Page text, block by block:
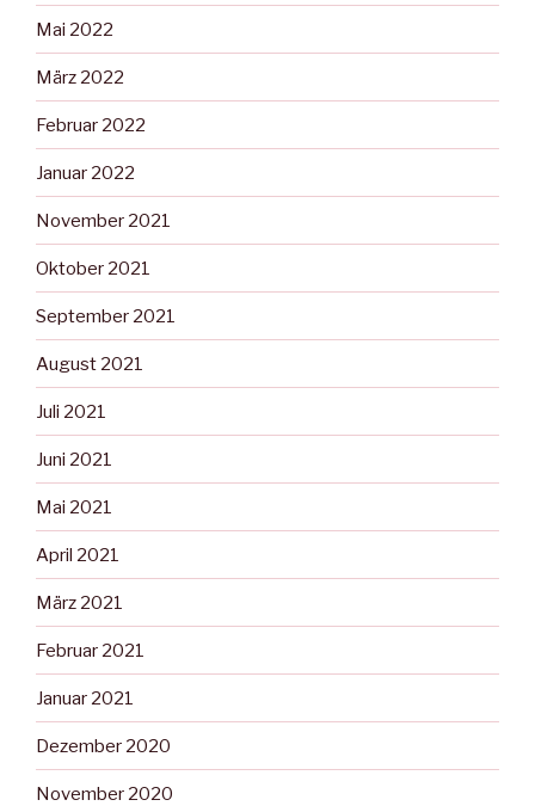
Mai 2022
März 2022
Februar 2022
Januar 2022
November 2021
Oktober 2021
September 2021
August 2021
Juli 2021
Juni 2021
Mai 2021
April 2021
März 2021
Februar 2021
Januar 2021
Dezember 2020
November 2020